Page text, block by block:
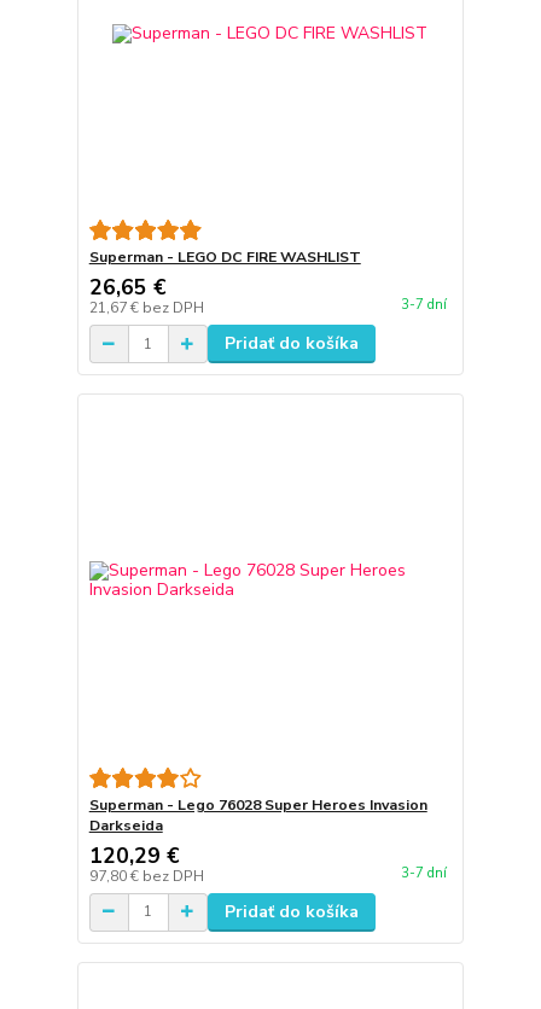
Superman - LEGO DC FIRE WASHLIST
26,65 €
21,67 € bez DPH 3-7 dní
Pridať do košíka
Superman - Lego 76028 Super Heroes Invasion
Darkseida
120,29 €
97,80 € bez DPH 3-7 dní
Pridať do košíka